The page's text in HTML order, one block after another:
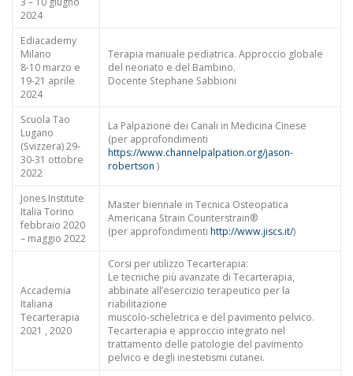
2024
Ediacademy
Milano
8-10 marzo e
19-21 aprile
2024
Terapia manuale pediatrica. Approccio globale
del neonato e del Bambino.
Docente Stephane Sabbioni
Scuola Tao
Lugano
(Svizzera) 29-
30-31 ottobre
2022
La Palpazione dei Canali in Medicina Cinese
(per approfondimenti
https://www.channelpalpation.org/jason-
robertson )
Jones Institute
Italia Torino
febbraio 2020
– maggio 2022
Master biennale in Tecnica Osteopatica
Americana Strain Counterstrain®
(per approfondimenti http://www.jiscs.it/)
Accademia
Italiana
Tecarterapia
2021 , 2020
Corsi per utilizzo Tecarterapia:
Le tecniche più avanzate di Tecarterapia,
abbinate all’esercizio terapeutico per la
riabilitazione
muscolo-scheletrica e del pavimento pelvico.
Tecarterapia e approccio integrato nel
trattamento delle patologie del pavimento
pelvico e degli inestetismi cutanei.